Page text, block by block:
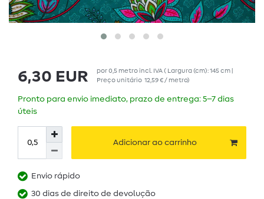
6,30 EUR por0,5 metro incl. IVA( Largura (cm): 145 cm |
Preço unitário 12,59 € / metro)
Pronto para envio imediato, prazo de entrega: 5–7 dias
úteis
Adicionar ao carrinho
Envio rápido
30 dias de direito de devolução